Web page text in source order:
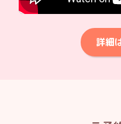
詳細